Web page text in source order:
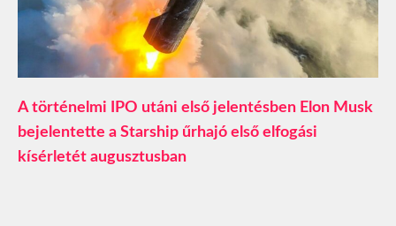
A történelmi IPO utáni első jelentésben Elon Musk
bejelentette a Starship űrhajó első elfogási
kísérletét augusztusban